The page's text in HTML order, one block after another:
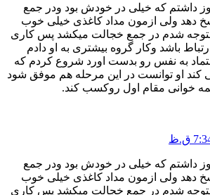
داشتم که خیلی در خودش بود ودر جمع
دهد ولی ازمون مداد کاغذی خیلی خوب
متوجه شدم در جمع خجالت میکشد پس کاری
باشد وکار گروه بیشتری به او دادم
به نفس رو بدست اورد شروع کردم که
کند او توانست در این مرحله هم موفق شود
خوانی مقام اول روکسب کند.
داشتم که خیلی در خودش بود ودر جمع
دهد ولی ازمون مداد کاغذی خیلی خوب
متوجه شدم در جمع خجالت میکشد پس کاری